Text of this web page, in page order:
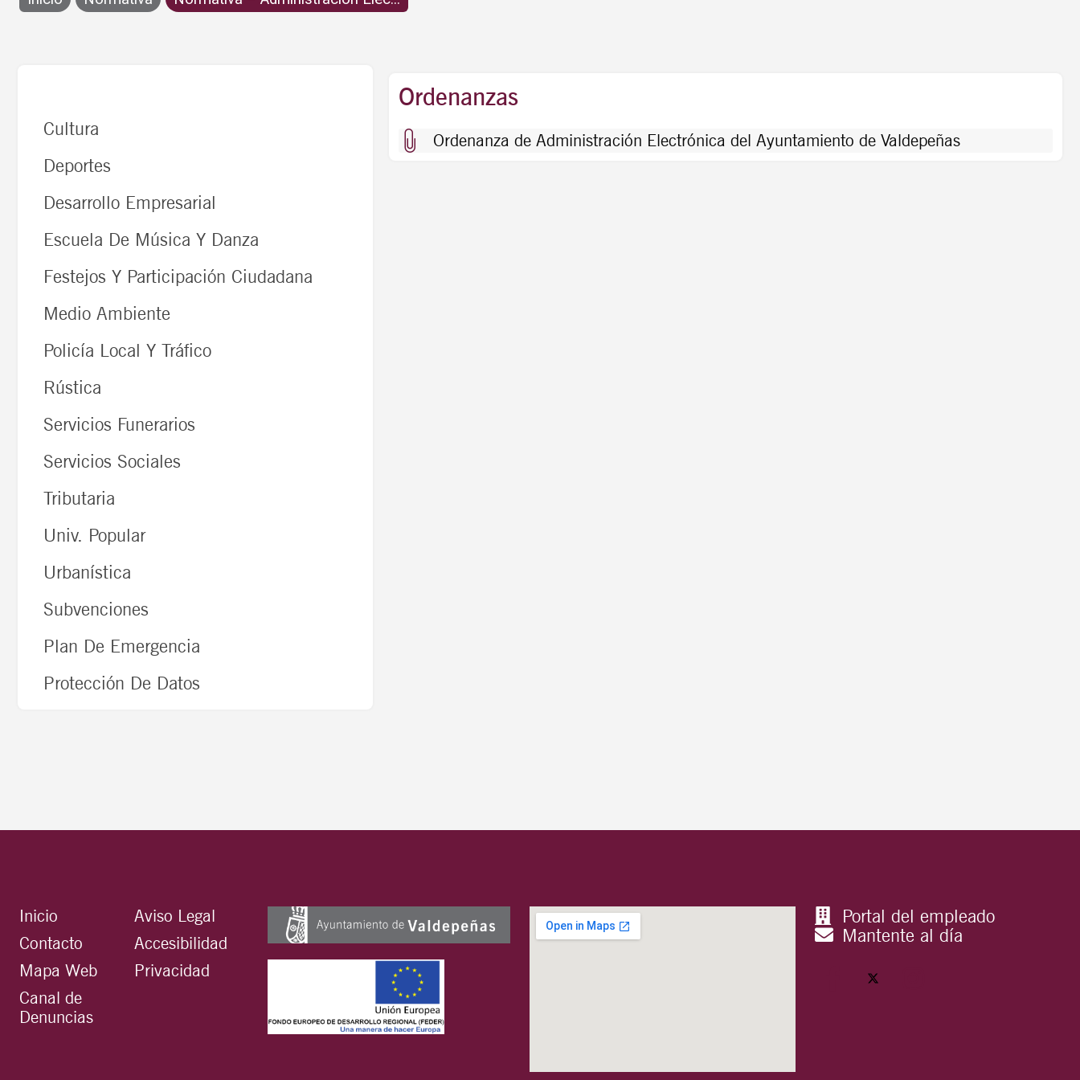
Cultura
Deportes
Desarrollo Empresarial
Escuela De Música Y Danza
Festejos Y Participación Ciudadana
Medio Ambiente
Policía Local Y Tráfico
Rústica
Servicios Funerarios
Servicios Sociales
Tributaria
Univ. Popular
Urbanística
Subvenciones
Plan De Emergencia
Protección De Datos
Ordenanzas
Ordenanza de Administración Electrónica del Ayuntamiento de Valdepeñas
Inicio
Contacto
Mapa Web
Canal de
Denuncias
Aviso Legal
Accesibilidad
Privacidad
Portal del empleado
Mantente al día